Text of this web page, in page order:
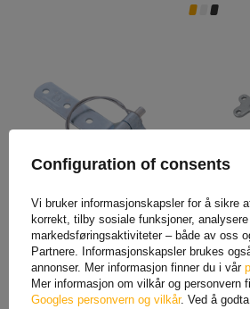
Avtakbart sidehengsel
STEELPRESS ZW-03.106
tilhengersidemontering
32,59 NOKnetto
10-A
Configuration of consents
Vi bruker informasjonskapsler for å sikre
korrekt, tilby sosiale funksjoner,
markedsføringsaktiviteter – både av oss
Partnere. Informasjonskapsler brukes
annonser. Mer informasjon finner du i vår
Mer informasjon om vilkår og personvern
Googles personvern og vilkår. Ved å